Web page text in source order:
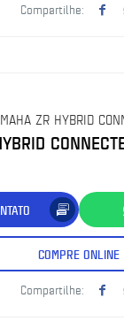
Compartilhe:
COMPRE ONLINE
Compartilhe: